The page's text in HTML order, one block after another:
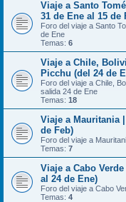
Viaje a Santo
31 de Ene al 15 de
Foro del viaje a Santo
de Ene
Temas: 6
Viaje a Chile,
Picchu (del 24 de
Foro del viaje a Chile,
salida 24 de Ene
Temas: 18
Viaje a Mauritania
de Feb)
Foro del viaje a
Temas: 7
Viaje a Cabo
al 24 de Ene)
Foro del viaje a Cabo
Temas: 4